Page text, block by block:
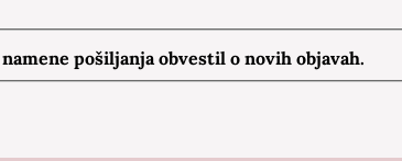
pošiljanja obvestil o novih objavah.